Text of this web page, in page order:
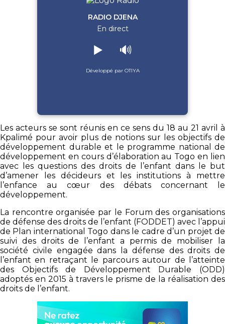
RADIO DJENA
En direct
▶️ 🔊
Développé par OTIYA
Les acteurs se sont réunis en ce sens du 18 au 21 avril à
Kpalimé pour avoir plus de notions sur les objectifs de
développement durable et le programme national de
développement en cours d’élaboration au Togo en lien
avec les questions des droits de l’enfant dans le but
d’amener les décideurs et les institutions à mettre
l’enfance au cœur des débats concernant le
développement.
La rencontre organisée par le Forum des organisations
de défense des droits de l’enfant (FODDET) avec l’appui
de Plan international Togo dans le cadre d’un projet de
suivi des droits de l’enfant a permis de mobiliser la
société civile engagée dans la défense des droits de
l’enfant en retraçant le parcours autour de l’atteinte
des Objectifs de Développement Durable (ODD)
adoptés en 2015 à travers le prisme de la réalisation des
droits de l’enfant.